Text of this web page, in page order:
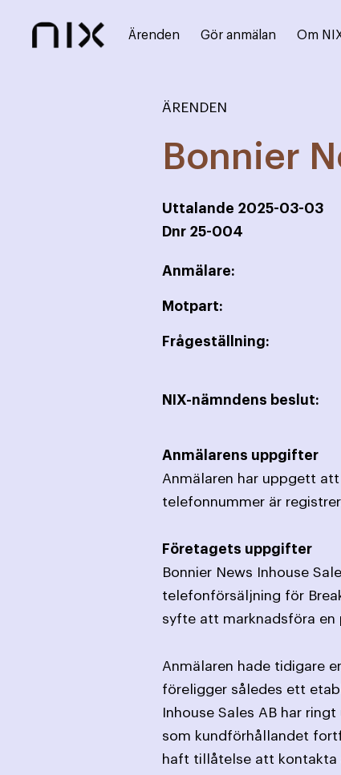
Ärenden Gör anmälan Om
ÄRENDEN
Bonnier
Uttalande 2025-03-03
Dnr 25-004
Anmälare:
Motpart:
Frågeställning:
NIX-nämndens beslut:
Anmälarens uppgifter
Anmälaren har uppgett
telefonnummer är
Företagets uppgifter
Bonnier News Inhouse
telefonförsäljning för
syfte att marknadsföra en
Anmälaren hade tidigare
föreligger således ett
Inhouse Sales AB har
som kundförhållandet
haft tillåtelse att kontakta